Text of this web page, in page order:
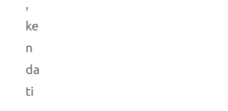
,
ke
n
da
ti